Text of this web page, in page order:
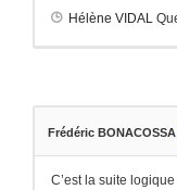
Hélène VIDAL
Frédéric BONACOSSA
C’est la suite